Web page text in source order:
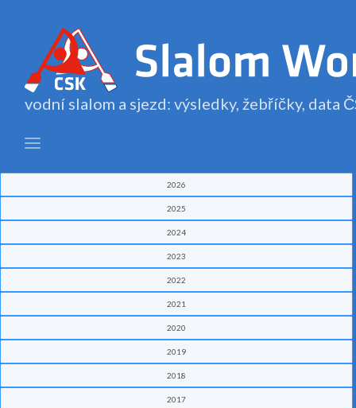
vodní slalom a sjezd: výsledky, žebříčky, data
2026
2025
2024
2023
2022
2021
2020
2019
2018
2017